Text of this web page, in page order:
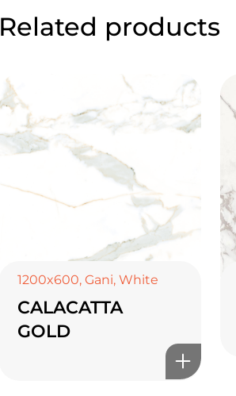
Related products
1200x600, Gani, White
CALACATTA
GOLD